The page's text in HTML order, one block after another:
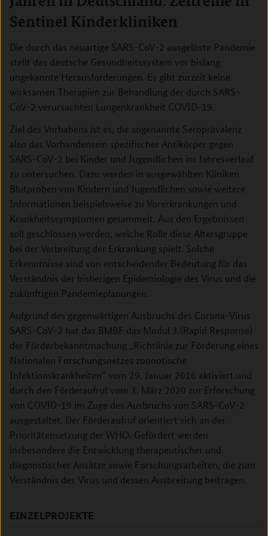
Sentinel Kinderkliniken
Die durch das neuartige SARS-CoV-2 ausgelöste Pandemie
stellt das deutsche Gesundheitssystem vor bislang
ungekannte Herausforderungen. Es gibt zurzeit keine
wirksamen Therapien zur Behandlung der durch SARS-
CoV-2 verursachten Lungenkrankheit COVID-19.
Ziel des Vorhabens ist es, die sogenannte Seroprävalenz
also das Vorhandensein spezifischer Antikörper gegen
SARS-CoV-2 bei Kinder und Jugendlichen im Jahresverlauf
zu untersuchen. Dazu werden in ausgewählten Kliniken
Blutproben von Kindern und Jugendlichen sowie weitere
Informationen beispielsweise zu Vorerkrankungen und
Krankheitssymptomen gesammelt. Aus den Ergebnissen
soll geschlossen werden, welche Rolle diese Altersgruppe
bei der Verbreitung der Erkrankung spielt. Solche
Erkenntnisse sind von entscheidender Bedeutung für das
Verständnis der bisherigen Epidemiologie des Virus und die
zukünftigen Pandemieplanungen.
Aufgrund des gegenwärtigen Ausbruchs des Corona-Virus
SARS-CoV-2 hat das BMBF das Modul 3 (Rapid Response)
der Förderbekanntmachung „Richtlinie zur Förderung eines
Nationalen Forschungsnetzes zoonotische
Infektionskrankheiten“ vom 29. Januar 2016 aktiviert und
durch den Förderaufruf vom 3. März 2020 zur Erforschung
von COVID-19 im Zuge des Ausbruchs von SARS-CoV-2
ausgestaltet. Der Förderaufruf orientiert sich an der
Prioritätensetzung der WHO. Gefördert werden
insbesondere die Entwicklung therapeutischer und
diagnostischer Ansätze sowie Forschungsarbeiten, die zum
Verständnis des Virus und dessen Ausbreitung beitragen.
EINZELPROJEKTE